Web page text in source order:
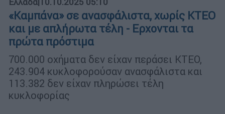
«Καμπάνα» σε ανασφάλιστα, χωρίς ΚΤΕΟ
και με απλήρωτα τέλη - Ερχονται τα
πρώτα πρόστιμα
700.000 οχήματα δεν είχαν περάσει ΚΤΕΟ,
243.904 κυκλοφορούσαν ανασφάλιστα και
113.382 δεν είχαν πληρώσει τέλη
κυκλοφορίας